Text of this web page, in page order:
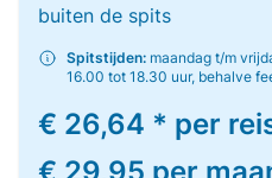
buiten de spits
Spitstijden: maandag t/m
16.00 tot 18.30 uur, behalve
€ 26,64 * per